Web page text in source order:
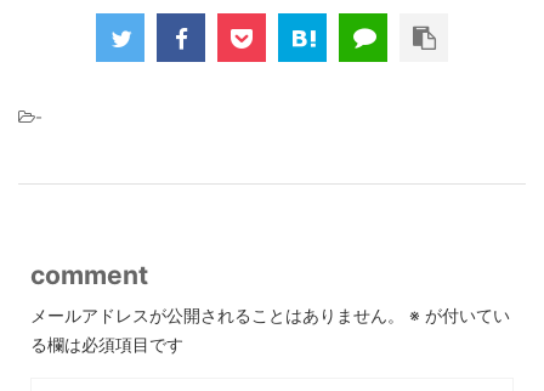
-
comment
メールアドレスが公開されることはありません。 ※ が付いてい
る欄は必須項目です